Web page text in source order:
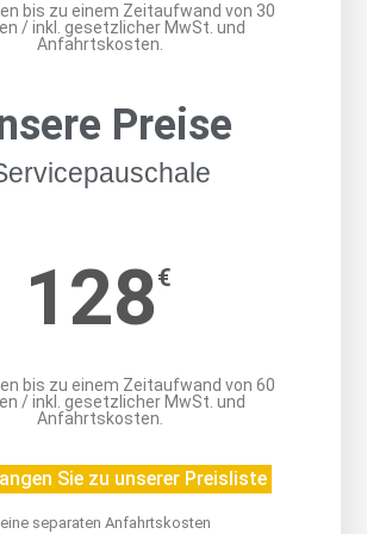
bis zu einem Zeitaufwand von 30
/ inkl. gesetzlicher MwSt. und
Anfahrtskosten.
Preise
128€
bis zu einem Zeitaufwand von 60
/ inkl. gesetzlicher MwSt. und
Anfahrtskosten.
Sie zu unserer Preisliste
separaten Anfahrtskosten